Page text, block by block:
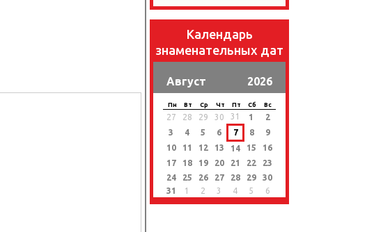
Календарь
знаменательных дат
Август 2026
Пн Вт Ср Чт Пт Сб Вс
27 28 29 30 31 1
2
3
4 5 6 7 8
9
10
11 12 13 14 15
16
17
18 19 20 21 22
23
24
25 26 27 28 29
30
31
1 2 3 4 5 6